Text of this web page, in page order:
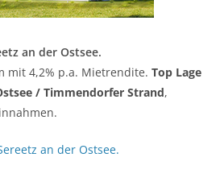
an der Ostsee.
mit 4,2% p.a. Mietrendite. Top Lage
/ Timmendorfer Strand,
an der Ostsee.